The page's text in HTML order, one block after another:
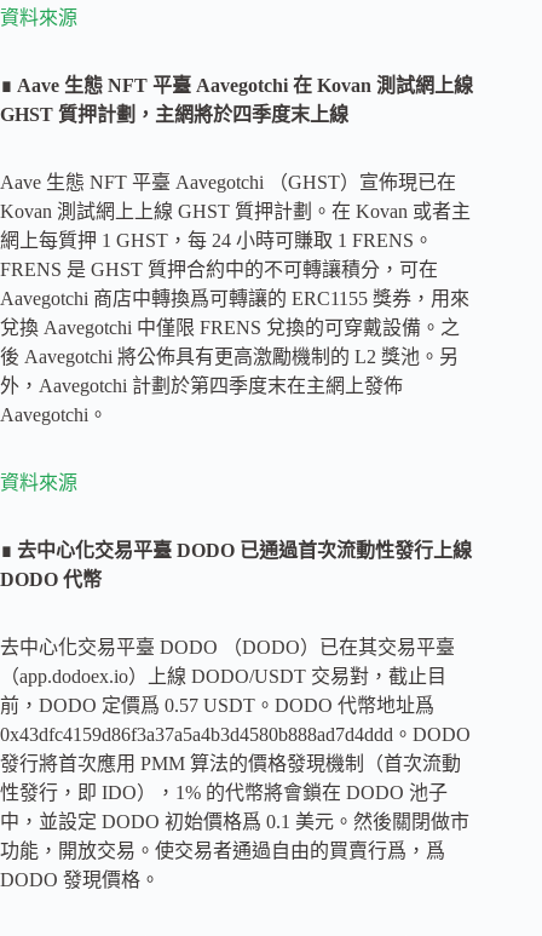
資料來源
∎ Aave 生態 NFT 平臺 Aavegotchi 在 Kovan 測試網上線
GHST 質押計劃，主網將於四季度末上線
Aave 生態 NFT 平臺 Aavegotchi （GHST）宣佈現已在
Kovan 測試網上上線 GHST 質押計劃。在 Kovan 或者主
網上每質押 1 GHST，每 24 小時可賺取 1 FRENS。
FRENS 是 GHST 質押合約中的不可轉讓積分，可在
Aavegotchi 商店中轉換爲可轉讓的 ERC1155 獎券，用來
兌換 Aavegotchi 中僅限 FRENS 兌換的可穿戴設備。之
後 Aavegotchi 將公佈具有更高激勵機制的 L2 獎池。另
外，Aavegotchi 計劃於第四季度末在主網上發佈
Aavegotchi。
資料來源
∎ 去中心化交易平臺 DODO 已通過首次流動性發行上線
DODO 代幣
去中心化交易平臺 DODO （DODO）已在其交易平臺
（app.dodoex.io）上線 DODO/USDT 交易對，截止目
前，DODO 定價爲 0.57 USDT。DODO 代幣地址爲
0x43dfc4159d86f3a37a5a4b3d4580b888ad7d4ddd。DODO
發行將首次應用 PMM 算法的價格發現機制（首次流動
性發行，即 IDO），1% 的代幣將會鎖在 DODO 池子
中，並設定 DODO 初始價格爲 0.1 美元。然後關閉做市
功能，開放交易。使交易者通過自由的買賣行爲，爲
DODO 發現價格。